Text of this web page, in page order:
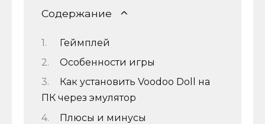
Содержание
Геймплей
Особенности игры
Как установить Voodoo Doll на
ПК через эмулятор
Плюсы и минусы